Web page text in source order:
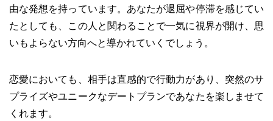
由な発想を持っています。あなたが退屈や停滞を感じてい
たとしても、この人と関わることで一気に視界が開け、思
いもよらない方向へと導かれていくでしょう。
恋愛においても、相手は直感的で行動力があり、突然のサ
プライズやユニークなデートプランであなたを楽しませて
くれます。